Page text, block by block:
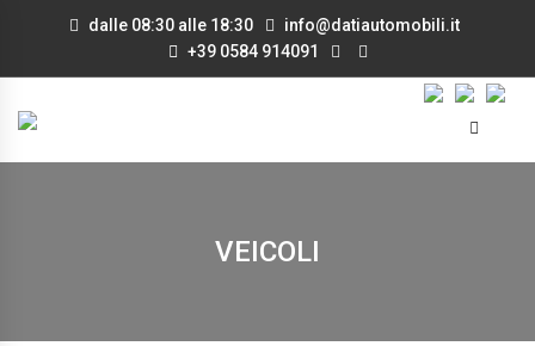
dalle 08:30 alle 18:30
info@datiautomobili.it
+39 0584 914091
VEICOLI